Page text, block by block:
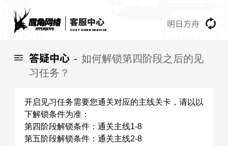
CUSTOMER SERVICE
明日方舟
答疑中心 - 如何解锁第四阶段之后的见
习任务？
开启见习任务需要您通关对应的主线关卡，请以以
下解锁条件为准：
第四阶段解锁条件：通关主线1-8
第五阶段解锁条件：通关主线2-8